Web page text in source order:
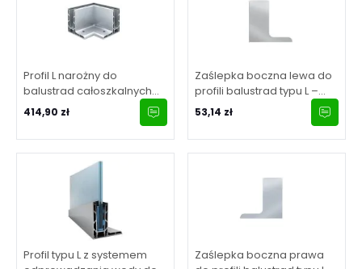
Profil L narożny do
balustrad całoszkalnych
90° – mocowanie
wzdłużne od góry – Kozza,
zewnętrzny, seria KF 1050
414,90 zł
Zaślepka boczna lewa do
profili balustrad typu L –
Kozza, seria KF 1050
53,14 zł
Profil typu L z systemem
Zaślepka boczna prawa